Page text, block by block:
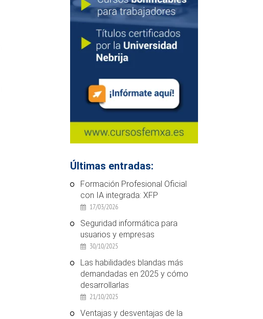
Últimas entradas:
Formación Profesional Oficial
con IA integrada: XFP
17/03/2026
Seguridad informática para
usuarios y empresas
30/10/2025
Las habilidades blandas más
demandadas en 2025 y cómo
desarrollarlas
21/10/2025
Ventajas y desventajas de la